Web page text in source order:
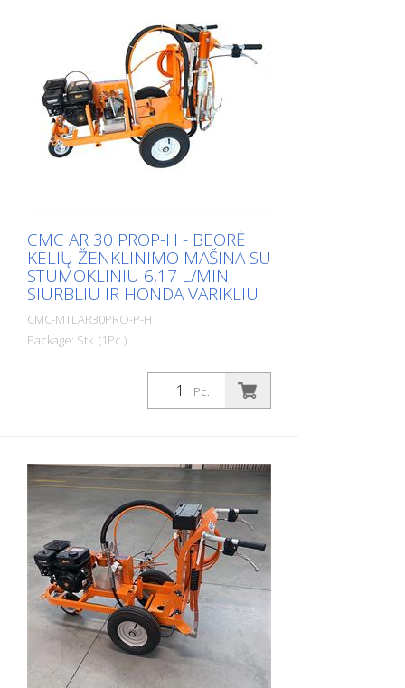
CMC AR 30 PROP-H - BEORĖ
KELIŲ ŽENKLINIMO MAŠINA SU
STŪMOKLINIU 6,17 L/MIN
SIURBLIU IR HONDA VARIKLIU
CMC-MTLAR30PRO-P-H
Package: Stk. (1Pc.)
Paprastas, lengvas ir nesudėtingas
rankinis kelių ženklinimo įrenginys, skirtas
nedideliems ženklinimams
Benzininis variklis: - Variklis: Honda -
Galingumas: 6 AG - Rankinis starteris
(Benzininį variklį galite greitai pakeisti
tinkamu elektriniu varikliu vos per kelias
minutes. (Žr. šiuos straipsnius) Rankiniu
būdu valdoma mašina: AR 30 Pro taip pat
galima komplektuoti su HMC arba HMC-C
- hidraulinės pavaros vežimėliu. (Žr.
tolesnius straipsnius) Stovėjimo stabdys
ant galinio rato Reguliuojamas priekinis
ratas, mažiems spinduliams žymėti. Jį
galima užblokuoti arba atrakinti darbo
metu ant vairo esančia svirtimi. Vairo
Pc.